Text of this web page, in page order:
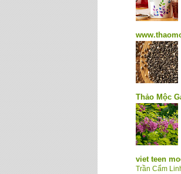
Thảo Mộc
viet teen
Trần Cẩm